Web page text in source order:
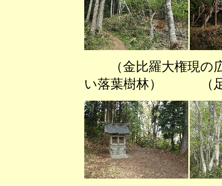
（金比羅大権現
い落葉樹林） （足